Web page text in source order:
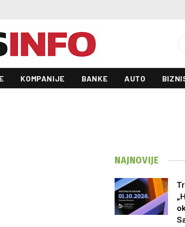
KOMPANIJE BANKE AUTO
NAJNOVIJE